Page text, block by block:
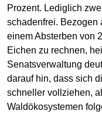
Prozent. Lediglich
schadenfrei. Bezogen
einem Absterben von
Eichen zu rechnen,
Senatsverwaltung
darauf hin, dass sich
schneller vollziehen,
Waldökosystemen